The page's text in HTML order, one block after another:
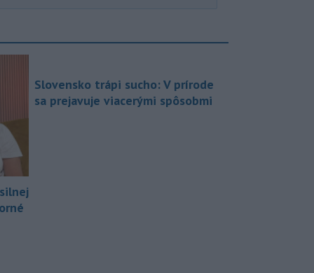
Slovensko trápi sucho: V prírode
sa prejavuje viacerými spôsobmi